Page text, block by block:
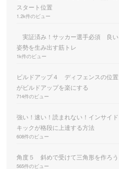
スタート位置
1.2k件のビュー
実証済み！サッカー選手必須 良い
姿勢を生み出す筋トレ
1k件のビュー
ビルドアップ４ ディフェンスの位置
がビルドアップを楽にする
714件のビュー
強い！速い！読まれない！インサイド
キックが格段に上達する方法
608件のビュー
角度５ 斜めで受けて三角形を作ろう
565件のビュー